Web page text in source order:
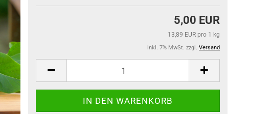
5,00 EUR
13,89 EUR pro 1 kg
inkl. 7% MwSt. zzgl. Versand